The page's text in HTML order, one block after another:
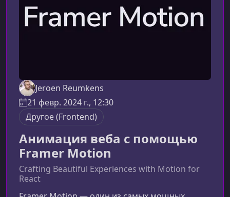
Jeroen Reumkens
21 февр. 2024 г., 12:30
Другое (Frontend)
Анимация веба с помощью
Framer Motion
Crafting Beautiful Experiences with Motion for
React